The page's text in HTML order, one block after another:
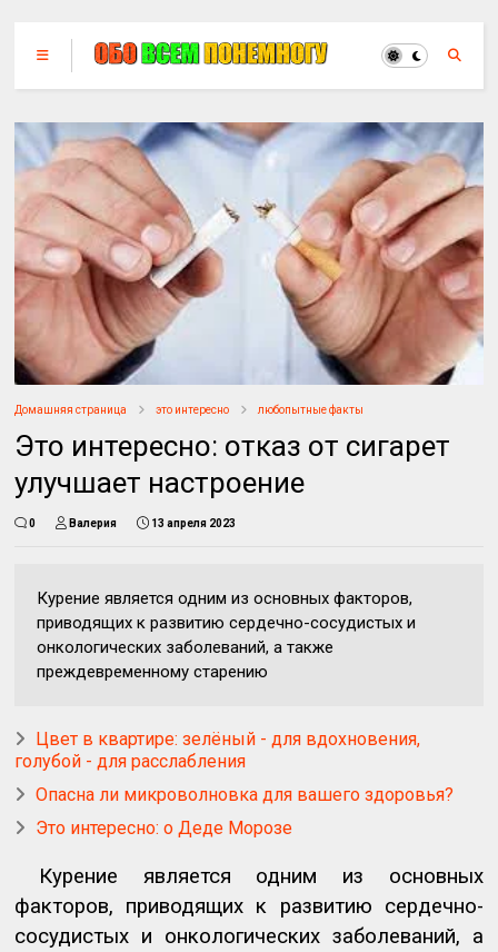
Домашняя страница это интересно любопытные факты
Это интересно: отказ от сигарет
улучшает настроение
0 Валерия 13 апреля 2023
Курение является одним из основных факторов,
приводящих к развитию сердечно-сосудистых и
онкологических заболеваний, а также
преждевременному старению
Цвет в квартире: зелёный - для вдохновения,
голубой - для расслабления
Опасна ли микроволновка для вашего здоровья?
Это интересно: о Деде Морозе
Курение является одним из основных
факторов, приводящих к развитию сердечно-
сосудистых и онкологических заболеваний, а